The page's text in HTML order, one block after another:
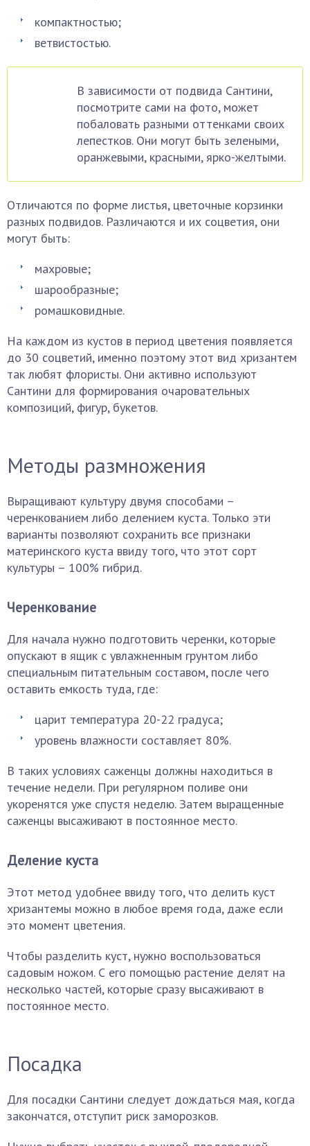
компактностью;
ветвистостью.
В зависимости от подвида Сантини,
посмотрите сами на фото, может
побаловать разными оттенками своих
лепестков. Они могут быть зелеными,
оранжевыми, красными, ярко-желтыми.
Отличаются по форме листья, цветочные корзинки
разных подвидов. Различаются и их соцветия, они
могут быть:
махровые;
шарообразные;
ромашковидные.
На каждом из кустов в период цветения появляется
до 30 соцветий, именно поэтому этот вид хризантем
так любят флористы. Они активно используют
Сантини для формирования очаровательных
композиций, фигур, букетов.
Методы размножения
Выращивают культуру двумя способами –
черенкованием либо делением куста. Только эти
варианты позволяют сохранить все признаки
материнского куста ввиду того, что этот сорт
культуры – 100% гибрид.
Черенкование
Для начала нужно подготовить черенки, которые
опускают в ящик с увлажненным грунтом либо
специальным питательным составом, после чего
оставить емкость туда, где:
царит температура 20-22 градуса;
уровень влажности составляет 80%.
В таких условиях саженцы должны находиться в
течение недели. При регулярном поливе они
укоренятся уже спустя неделю. Затем выращенные
саженцы высаживают в постоянное место.
Деление куста
Этот метод удобнее ввиду того, что делить куст
хризантемы можно в любое время года, даже если
это момент цветения.
Чтобы разделить куст, нужно воспользоваться
садовым ножом. С его помощью растение делят на
несколько частей, которые сразу высаживают в
постоянное место.
Посадка
Для посадки Сантини следует дождаться мая, когда
закончатся, отступит риск заморозков.